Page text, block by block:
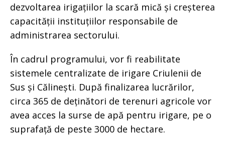
dezvoltarea irigațiilor la scară mică și creșterea
capacității instituțiilor responsabile de
administrarea sectorului.
În cadrul programului, vor fi reabilitate
sistemele centralizate de irigare Criulenii de
Sus și Călinești. După finalizarea lucrărilor,
circa 365 de deținători de terenuri agricole vor
avea acces la surse de apă pentru irigare, pe o
suprafață de peste 3000 de hectare.